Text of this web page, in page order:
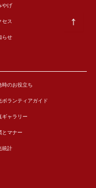
やげ
セス
らせ
時のお役立ち
ボランティアガイド
ギャラリー
とマナー
統計